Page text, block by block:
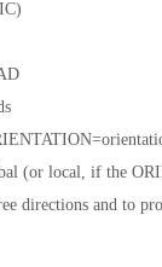
(or local, if the
directions and to